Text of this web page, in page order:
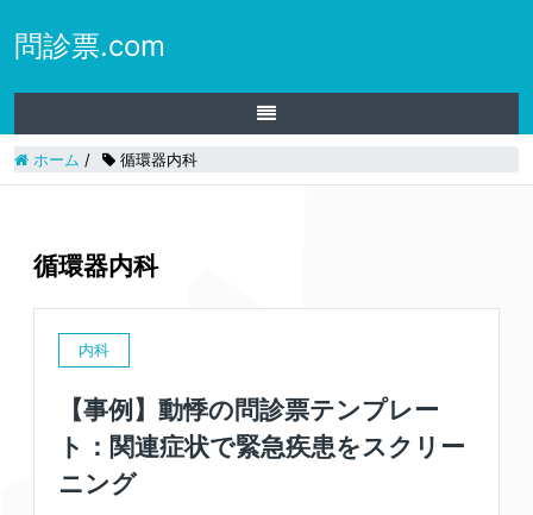
問診票.com
ホーム / 循環器内科
循環器内科
内科
【事例】動悸の問診票テンプレー
ト：関連症状で緊急疾患をスクリー
ニング